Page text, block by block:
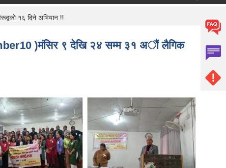
१६ दिने अभियान !!
)मंसिर ९ देखि २४ सम्म ३१ अौं लैगिक